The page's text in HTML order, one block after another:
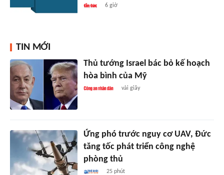
6 giờ
TIN MỚI
Thủ tướng Israel bác bỏ kế hoạch
hòa bình của Mỹ
vài giây
Ứng phó trước nguy cơ UAV, Đức
tăng tốc phát triển công nghệ
phòng thủ
25 phút